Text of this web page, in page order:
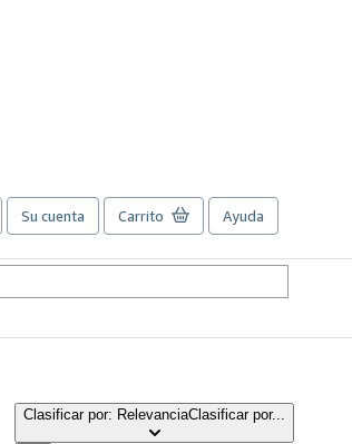
Su cuenta Carrito Ayuda
Clasificar por: RelevanciaClasificar por...